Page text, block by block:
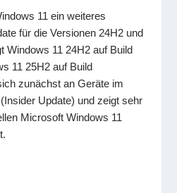
11 ein weiteres
für die Versionen 24H2 und
Windows 11 24H2 auf Build
11 25H2 auf Build
zunächst an Geräte im
Update) und zeigt sehr
Microsoft Windows 11